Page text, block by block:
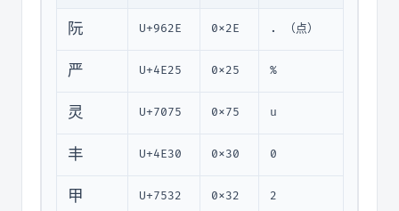
阮 U+962E 0x2E . （点）
严 U+4E25 0x25 %
灵 U+7075 0x75 u
丰 U+4E30 0x30 0
甲 U+7532 0x32 2